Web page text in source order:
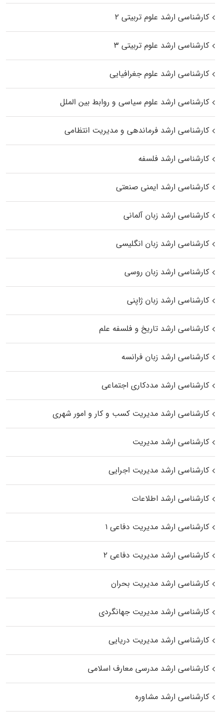
کارشناسی ارشد علوم تربیتی ۲
کارشناسی ارشد علوم تربیتی ۳
کارشناسی ارشد علوم جغرافیایی
کارشناسی ارشد علوم سیاسی و روابط بین الملل
کارشناسی ارشد فرماندهی و مدیریت انتظامی
کارشناسی ارشد فلسفه
کارشناسی ارشد ایمنی صنعتی
کارشناسی ارشد زبان آلمانی
کارشناسی ارشد زبان انگلیسی
کارشناسی ارشد زبان روسی
کارشناسی ارشد زبان ژاپنی
کارشناسی ارشد تاریخ و فلسفه علم
کارشناسی ارشد زبان فرانسه
کارشناسی ارشد مددکاری اجتماعی
کارشناسی ارشد مدیریت کسب و کار و امور شهری
کارشناسی ارشد مدیریت
کارشناسی ارشد مدیریت اجرایی
کارشناسی ارشد اطلاعات
کارشناسی ارشد مدیریت دفاعی ۱
کارشناسی ارشد مدیریت دفاعی ۲
کارشناسی ارشد مدیریت بحران
کارشناسی ارشد مدیریت جهانگردی
کارشناسی ارشد مدیریت دریایی
کارشناسی ارشد مدرسی معارف اسلامی
کارشناسی ارشد مشاوره